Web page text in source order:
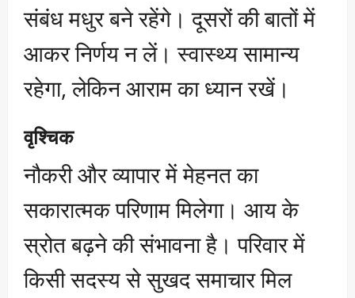
संबंध मधुर बने रहेंगे। दूसरों की बातों में
आकर निर्णय न लें। स्वास्थ्य सामान्य
रहेगा, लेकिन आराम का ध्यान रखें।
वृश्चिक
नौकरी और व्यापार में मेहनत का
सकारात्मक परिणाम मिलेगा। आय के
स्रोत बढ़ने की संभावना है। परिवार में
किसी सदस्य से सुखद समाचार मिल